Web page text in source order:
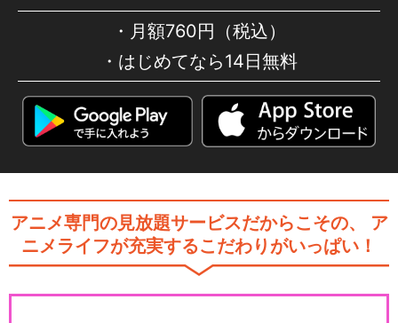
月額760円（税込）
はじめてなら14日無料
アニメ専門の見放題サービスだからこその、
ア
ニメライフが充実するこだわりがいっぱい！